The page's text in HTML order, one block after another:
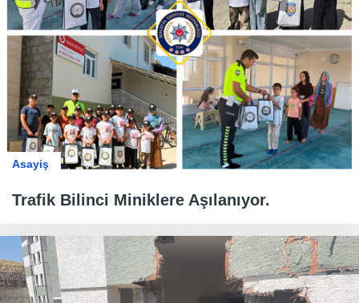
Asayiş
Trafik Bilinci Miniklere Aşılanıyor.